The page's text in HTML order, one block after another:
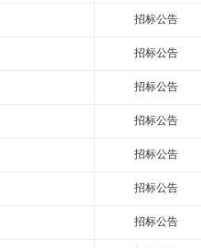
招标公告
招标公告
招标公告
招标公告
招标公告
招标公告
招标公告